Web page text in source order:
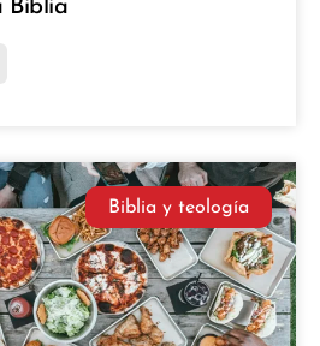
Biblia
Biblia y teología